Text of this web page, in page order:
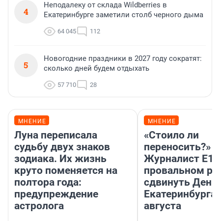
4
Неподалеку от склада Wildberries в
Екатеринбурге заметили столб черного дыма
64 045 112
5
Новогодние праздники в 2027 году сократят:
сколько дней будем отдыхать
57 710 28
МНЕНИЕ
Луна переписала
судьбу двух знаков
зодиака. Их жизнь
круто поменяется на
полтора года:
предупреждение
астролога
МНЕНИЕ
«Стоило ли
переносить?»
Журналист
провальном
сдвинуть День
Екатеринбурга
августа